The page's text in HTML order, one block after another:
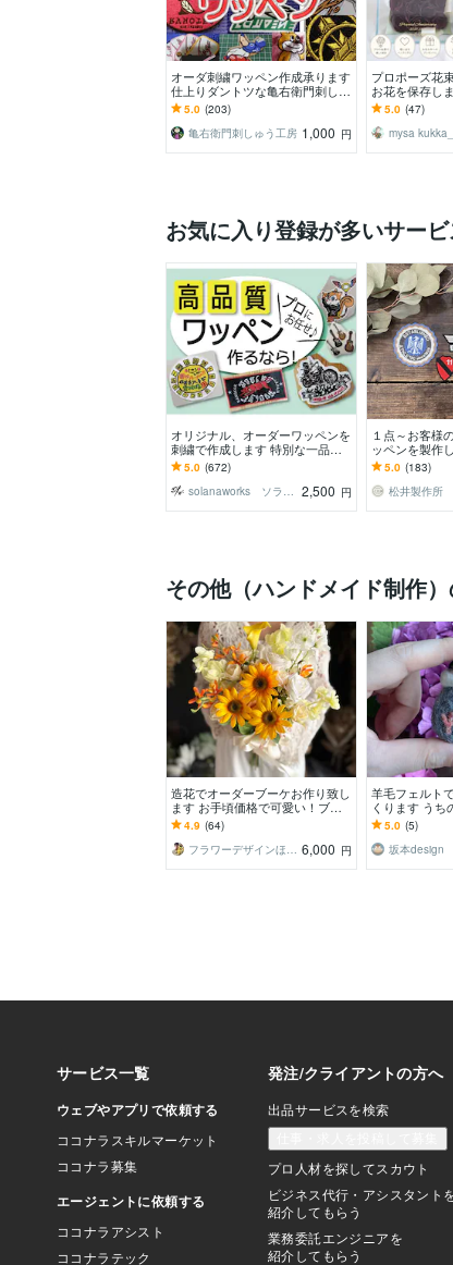
オーダ刺繍ワッペン作成承ります
仕上りダントツな亀右衛門刺しゅ
う工房です。
5.0 (203)
亀右衛門刺しゅう工房 1,000 円
プロポーズ花
お花を保存し
ケ、プロポー
を長く楽しみた
5.0 (47)
mysa
お気に入り登録が多いサー
オリジナル、オーダーワッペンを
刺繍で作成します 特別な一品
を。絵柄や図案、画像を刺繍ワッ
ペンでお作りします。
5.0 (672)
solanaworks ソラナワークス 2,500 円
１点～お客様
ッペンを製作
ッペンをお手軽
5.0 (183)
松井製作所
その他（ハンドメイド制作
造花でオーダーブーケお作り致し
ます お手頃価格で可愛い！ブー
ケを造花でお作り致します♪
4.9 (64)
フラワーデザインほうき星 6,000 円
羊毛フェルト
くります うち
作りします
5.0 (5)
坂本design